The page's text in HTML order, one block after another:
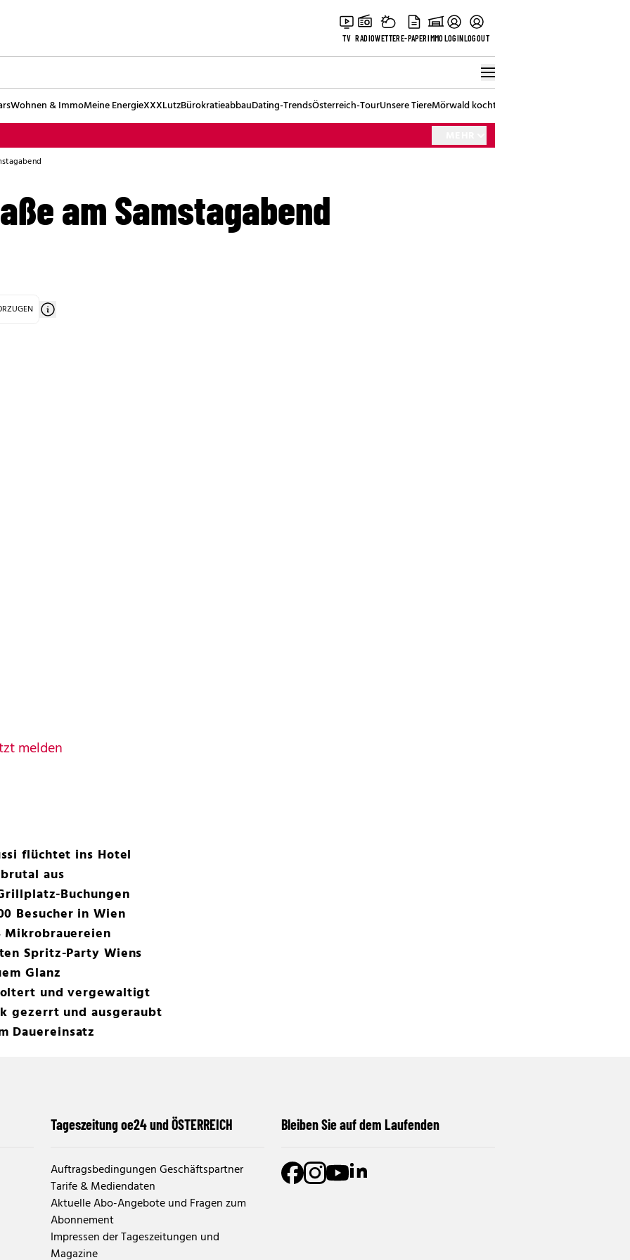
TV RADIOWETTERE-PAPERIMMOLOGINLOGOUT
Wohnen & ImmoMeine EnergieXXXLutzBürokratieabbauDating-TrendsÖsterreich-TourUnsere TiereMörwald kocht
am Samstagabend
melden
flüchtet ins Hotel
aus
Buchungen
Besucher in Wien
Mikrobrauereien
Spritz-Party Wiens
Glanz
und vergewaltigt
gezerrt und ausgeraubt
Dauereinsatz
Tageszeitung oe24 und ÖSTERREICH
Auftragsbedingungen Geschäftspartner
Tarife & Mediendaten
Aktuelle Abo-Angebote und Fragen zum
Abonnement
Impressen der Tageszeitungen und
Magazine
Bleiben Sie auf dem Laufenden